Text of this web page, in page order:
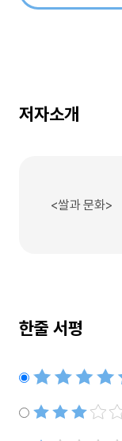
저자소개
<쌀과 문화>
한줄 서평
별점5개
별점3개